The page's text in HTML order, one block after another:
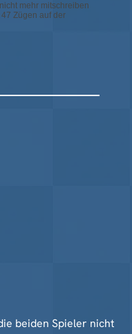
mehr mitschreiben
Zügen auf der
beiden Spieler nicht